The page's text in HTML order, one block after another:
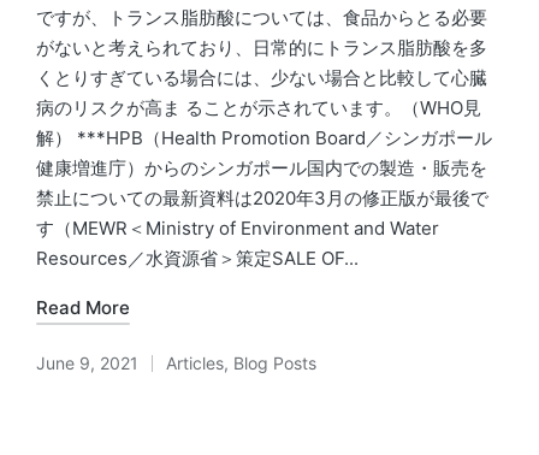
ですが、トランス脂肪酸については、食品からとる必要
がないと考えられており、日常的にトランス脂肪酸を多
くとりすぎている場合には、少ない場合と比較して心臓
病のリスクが高ま ることが示されています。（WHO見
解） ***HPB（Health Promotion Board／シンガポール
健康増進庁）からのシンガポール国内での製造・販売を
禁止についての最新資料は2020年3月の修正版が最後で
す（MEWR＜Ministry of Environment and Water
Resources／水資源省＞策定SALE OF...
Read More
June 9, 2021
Posted
Articles, Blog Posts